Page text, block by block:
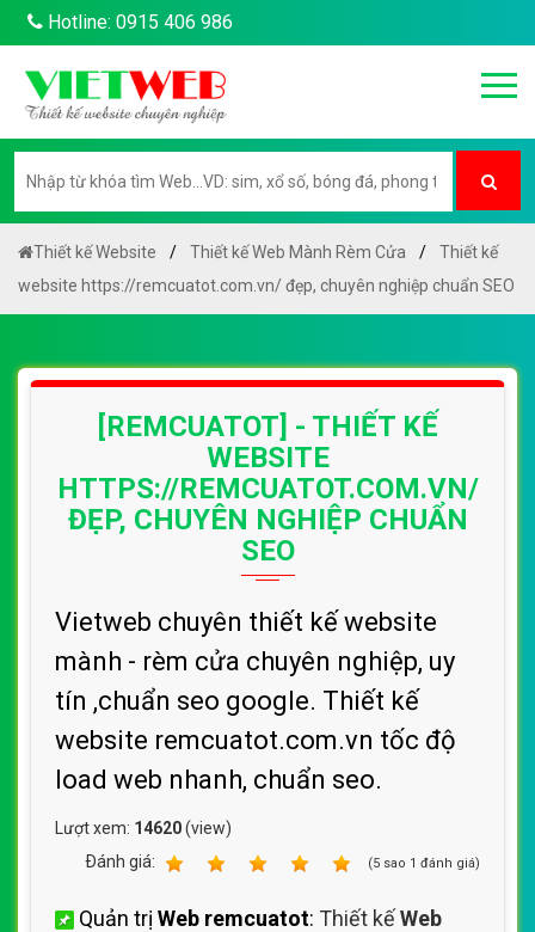
Hotline: 0915 406 986
Thiết kế Website Thiết kế Web Mành Rèm Cửa
Thiết kế
website https://remcuatot.com.vn/ đẹp, chuyên nghiệp chuẩn SEO
[REMCUATOT] - THIẾT KẾ
WEBSITE
HTTPS://REMCUATOT.COM.VN/
ĐẸP, CHUYÊN NGHIỆP CHUẨN
SEO
Vietweb chuyên thiết kế website
mành - rèm cửa chuyên nghiệp, uy
tín ,chuẩn seo google. Thiết kế
website remcuatot.com.vn tốc độ
load web nhanh, chuẩn seo.
Lượt xem: 14620(view)
Ðánh giá:
(5 sao 1 đánh giá)
Quản trị Web remcuatot: Thiết kếWeb